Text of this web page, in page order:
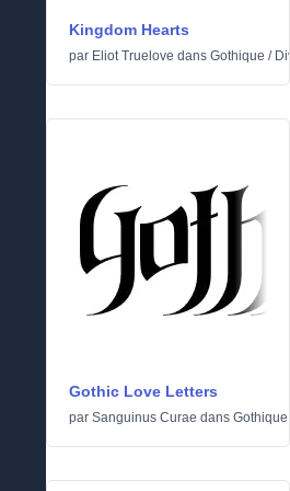
Kingdom Hearts
par Eliot Truelove dans Gothique /
Gothic Love Letters
par Sanguinus Curae dans Gothique